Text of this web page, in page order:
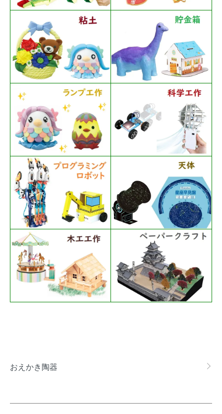
グループ一覧
おえかき陶器